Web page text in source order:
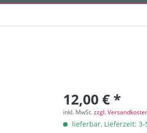
12,00 € *
inkl. MwSt.zzgl.
lieferbar, Lieferzeit: